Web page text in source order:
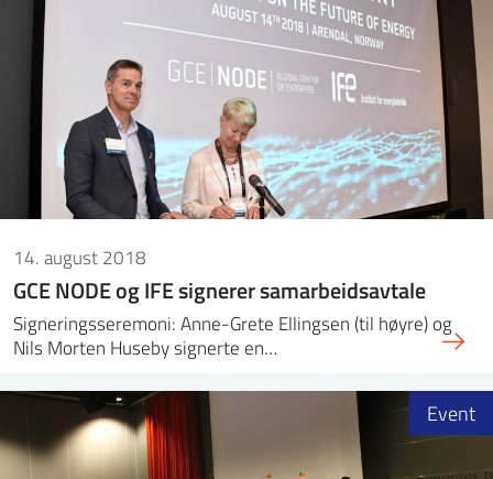
14. august 2018
GCE NODE og IFE signerer samarbeidsavtale
Signeringsseremoni: Anne-Grete Ellingsen (til høyre) og
Nils Morten Huseby signerte en…
Event